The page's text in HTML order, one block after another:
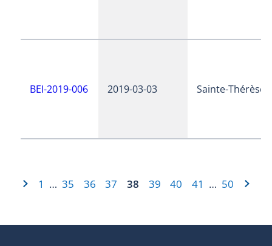
BEI-2019-006 2019-03-03 Sainte-Thérèse
1 … 35 36 37 38 39 40 41 … 50